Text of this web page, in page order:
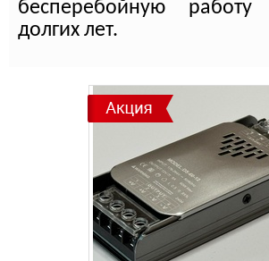
бесперебойную
долгих лет.